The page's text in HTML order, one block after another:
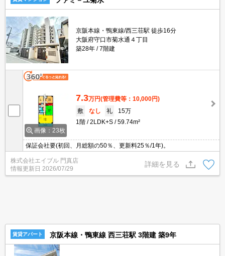
京阪本線・鴨東線/西三荘駅 徒歩16分
大阪府守口市菊水通４丁目
築28年
7階建
画像：23枚
7.3万円(管理費等：10,000円)
敷
なし 礼
15万
1階
2LDK+S 59.74m²
保証会社要(初回、月総額の50％、更新料25％/1年)。
株式会社エイブル 門真店
情報更新日 2026/07/29
詳細を見る
賃貸アパート 京阪本線・鴨東線 西三荘駅 3階建 築9年